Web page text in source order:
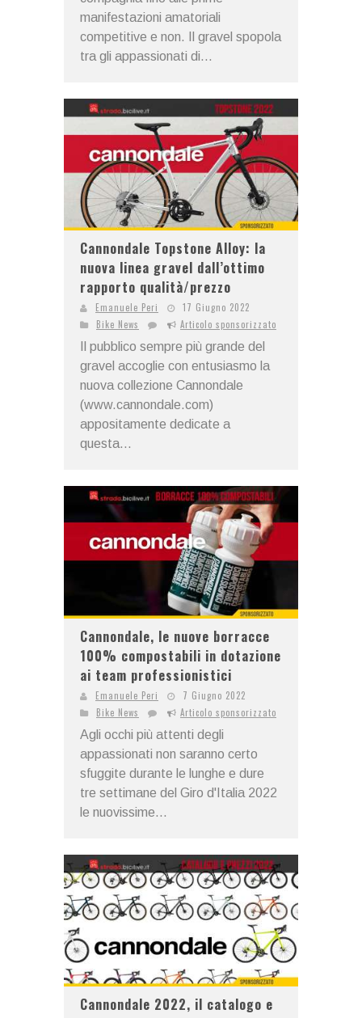
manifestazioni amatoriali
competitive e non. Il gravel spopola
tra gli appassionati di...
Cannondale Topstone Alloy: la
nuova linea gravel dall’ottimo
rapporto qualità/prezzo
Emanuele Peri
17 Giugno 2022
Bike News
Articolo sponsorizzato
Il pubblico sempre più grande del
gravel accoglie con entusiasmo la
nuova collezione Cannondale
(www.cannondale.com)
appositamente dedicate a
questa...
Cannondale, le nuove borracce
100% compostabili in dotazione
ai team professionistici
Emanuele Peri
7 Giugno 2022
Bike News
Articolo sponsorizzato
Agli occhi più attenti degli
appassionati non saranno certo
sfuggite durante le lunghe e dure
tre settimane del Giro d'Italia 2022
le nuovissime...
Cannondale 2022, il catalogo e